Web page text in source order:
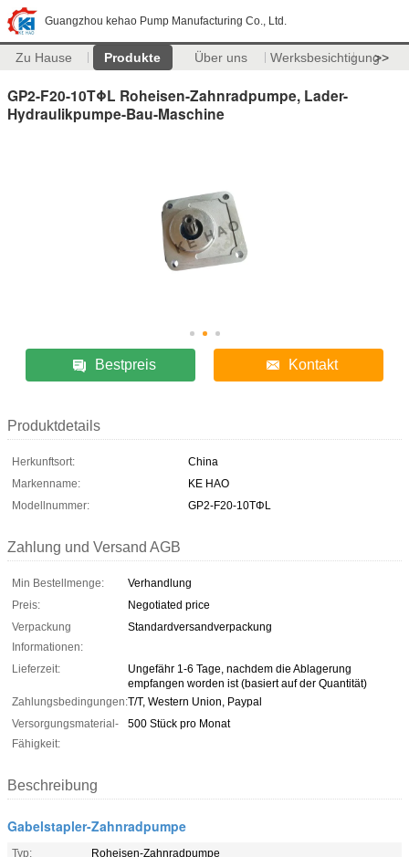
Guangzhou kehao Pump Manufacturing Co., Ltd.
Zu Hause Produkte Über uns Werksbesichtigung>>
GP2-F20-10TΦL Roheisen-Zahnradpumpe, Lader-
Hydraulikpumpe-Bau-Maschine
Bestpreis Kontakt
Produktdetails
Herkunftsort:
China
Markenname:
KE HAO
Modellnummer:
GP2-F20-10TΦL
Zahlung und Versand AGB
Min Bestellmenge:
Verhandlung
Preis:
Negotiated price
Verpackung
Informationen:
Standardversandverpackung
Lieferzeit:
Ungefähr 1-6 Tage, nachdem die Ablagerung
empfangen worden ist (basiert auf der Quantität)
Zahlungsbedingungen:T/T, Western Union, Paypal
Versorgungsmaterial-
Fähigkeit:
500 Stück pro Monat
Beschreibung
Gabelstapler-Zahnradpumpe
Typ:
Roheisen-Zahnradpumpe